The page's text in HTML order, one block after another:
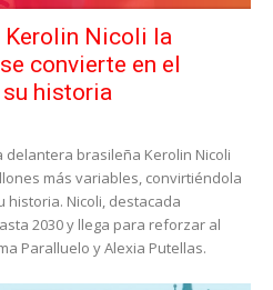
Kerolin Nicoli la
convierte en el
historia
delantera brasileña Kerolin Nicoli
más variables, convirtiéndola
historia. Nicoli, destacada
2030 y llega para reforzar al
Paralluelo y Alexia Putellas.